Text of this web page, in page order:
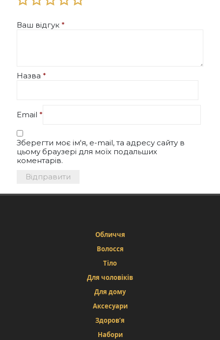
Ваш відгук *
Назва *
Email *
Зберегти моє ім'я, e-mail, та адресу сайту в
цьому браузері для моїх подальших
коментарів.
Обличчя
Волосся
Тіло
Для чоловіків
Для дому
Аксесуари
Здоров’я
Набори